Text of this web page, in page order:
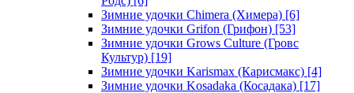
Зимние удочки Chimera (Химера) [6]
Зимние удочки Grifon (Грифон) [53]
Зимние удочки Grows Culture (Гровс
Культур) [19]
Зимние удочки Karismax (Карисмакс) [4]
Зимние удочки Kosadaka (Косадака) [17]